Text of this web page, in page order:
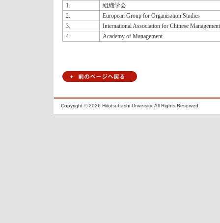
1.
組織学会
2.
European Group for Organisation Studies
3.
International Association for Chinese
4.
Academy of Management
Copyright ©2026 Hitotsubashi Unversity. All Rights Reserved.